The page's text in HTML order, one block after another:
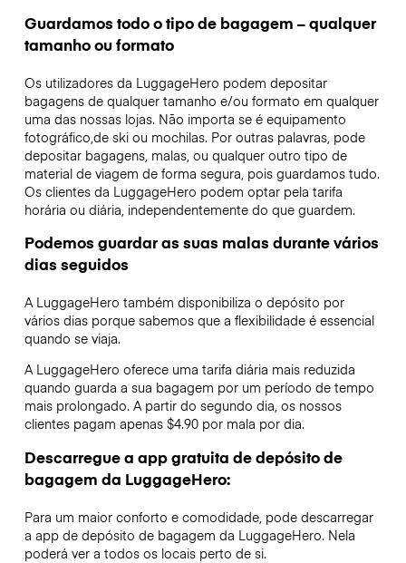
Guardamos todo o tipo de bagagem – qualquer
tamanho ou formato
Os utilizadores da LuggageHero podem depositar
bagagens de qualquer tamanho e/ou formato em qualquer
uma das nossas lojas. Não importa se é equipamento
fotográfico,de ski ou mochilas. Por outras palavras, pode
depositar bagagens, malas, ou qualquer outro tipo de
material de viagem de forma segura, pois guardamos tudo.
Os clientes da LuggageHero podem optar pela tarifa
horária ou diária, independentemente do que guardem.
Podemos guardar as suas malas durante vários
dias seguidos
A LuggageHero também disponibiliza o depósito por
vários dias porque sabemos que a flexibilidade é essencial
quando se viaja.
A LuggageHero oferece uma tarifa diária mais reduzida
quando guarda a sua bagagem por um período de tempo
mais prolongado. A partir do segundo dia, os nossos
clientes pagam apenas $4.90 por mala por dia.
Descarregue a app gratuita de depósito de
bagagem da LuggageHero:
Para um maior conforto e comodidade, pode descarregar
a app de depósito de bagagem da LuggageHero. Nela
poderá ver a todos os locais perto de si.